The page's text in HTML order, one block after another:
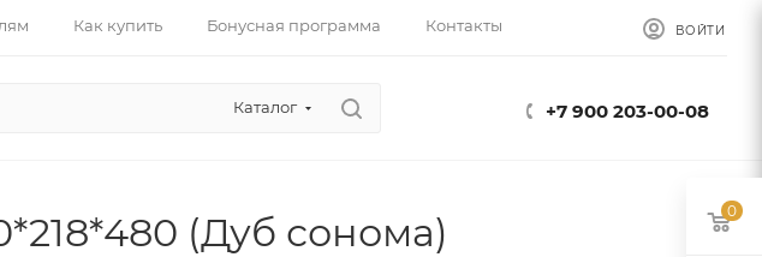
Как купить Бонусная программа Контакты ВОЙТИ
Каталог +7 900 203-00-08
(Дуб сонома) 0